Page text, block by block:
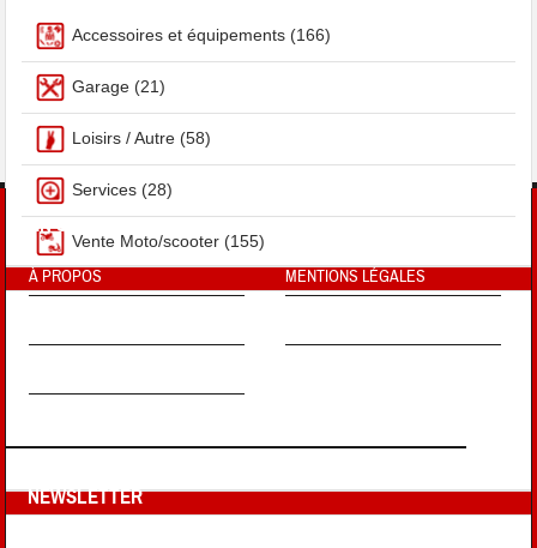
Accessoires et équipements (166)
Garage (21)
Loisirs / Autre (58)
Services (28)
Vente Moto/scooter (155)
EN SAVOIR PLUS !
À PROPOS MENTIONS LÉGALES
NEWSLETTER